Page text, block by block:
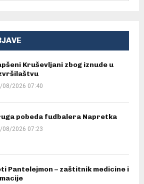
Kruševljani zbog iznude u
08/2026 07:40
pobeda fudbalera Napretka
08/2026 07:23
Pantelejmon – zaštitnik medicine i